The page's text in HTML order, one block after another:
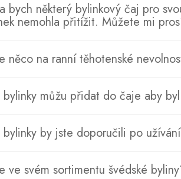
bych některý bylinkový čaj pro
nemohla přitížit. Můžete mi
něco na ranní těhotenské
bylinky můžu přidat do čaje aby
bylinky by jste doporučili po
ve svém sortimentu švédské